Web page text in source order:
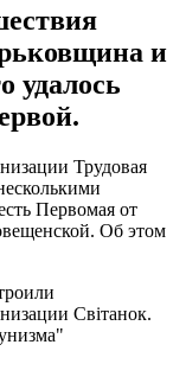
и
удалось
Трудовая
Первомая от
Об этом
Світанок.